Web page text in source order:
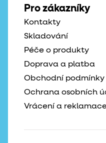
Pro zákazníky
Kontakty
Skladování
Péče o produkty
Doprava a platba
Obchodní podmínky
Ochrana osobních
Vrácení a